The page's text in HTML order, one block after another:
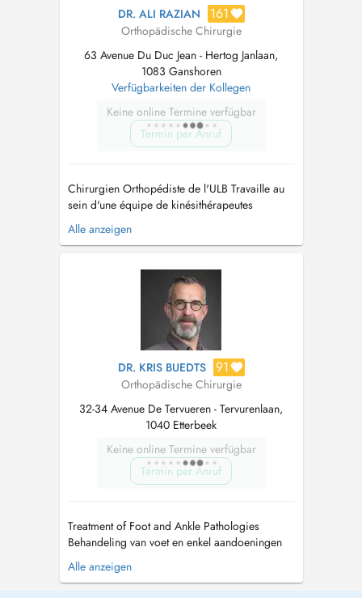
DR. ALI RAZIAN 161
Orthopädische Chirurgie
63 Avenue Du Duc Jean - Hertog Janlaan,
1083 Ganshoren
Verfügbarkeiten der Kollegen
Keine online Termine verfügbar
Termin per Anruf
Chirurgien Orthopédiste de l'ULB Travaille au
sein d'une équipe de kinésithérapeutes
multidisciplinaire afin de répondre rapidement
et efficacement à vos besoins thérapeutiques.
épaule) canal carpien, Dupuytren, kyste poignet
et autres lésions de l'é...
Alle anzeigen
DR. KRIS BUEDTS 91
Orthopädische Chirurgie
32-34 Avenue De Tervueren - Tervurenlaan,
1040 Etterbeek
Keine online Termine verfügbar
Termin per Anruf
Treatment of Foot and Ankle Pathologies
Behandeling van voet en enkel aandoeningen
Traitement des pathologies du Pied et de la
Cheville Past President Belgium Foot and Ankle
Alle anzeigen